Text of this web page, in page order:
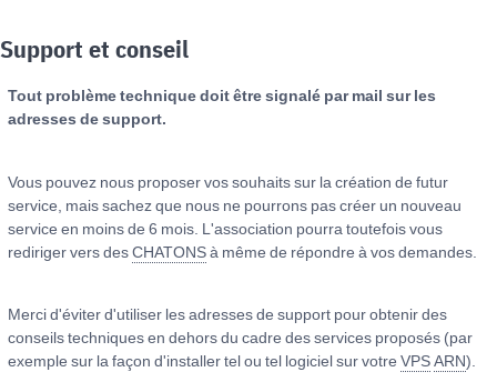
Support et conseil
Tout problème technique doit être signalé par mail sur les
adresses de support.
Vous pouvez nous proposer vos souhaits sur la création de futur
service, mais sachez que nous ne pourrons pas créer un nouveau
service en moins de 6 mois. L'association pourra toutefois vous
rediriger vers desCHATONSà même de répondre à vos demandes.
Merci d'éviter d'utiliser les adresses de support pour obtenir des
conseils techniques en dehors du cadre des services proposés (par
exemple sur la façon d'installer tel ou tel logiciel sur votre VPSARN).